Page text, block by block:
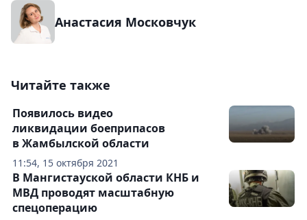
Анастасия Московчук
Читайте также
11:54, 15 октября 2021
Появилось видео
ликвидации боеприпасов
в Жамбылской области
В Мангистауской области КНБ и
МВД проводят масштабную
спецоперацию